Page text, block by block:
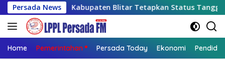
Langsung
ke
konten
Persada News
Kabupaten Blitar Tetapkan Status Tanggap Darurat
Home Pemerintahan Persada Today Ekonomi